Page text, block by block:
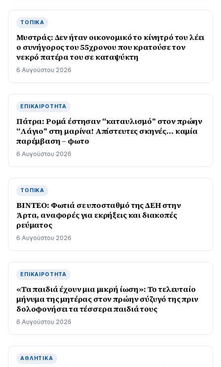
ΤΟΠΙΚΆ
Μυστράς: Δεν ήταν οικονομικό το κίνητρό του λέει
ο συνήγορος του 55χρονου που κρατούσε τον
νεκρό πατέρα του σε καταψύκτη
6 Αυγούστου 2026
ΕΠΙΚΑΙΡΌΤΗΤΑ
Πάτρα: Ρομά έστησαν “καταυλισμό” στον πρώην
“Λάγιο” στη μαρίνα! Απίστευτες σκηνές… καμία
παρέμβαση – φωτο
6 Αυγούστου 2026
ΤΟΠΙΚΆ
BINTEO: Φωτιά σε υποσταθμό της ΔΕΗ στην
Άρτα, αναφορές για εκρήξεις και διακοπές
ρεύματος
6 Αυγούστου 2026
ΕΠΙΚΑΙΡΌΤΗΤΑ
«Τα παιδιά έχουν μια μικρή ίωση»: Το τελευταίο
μήνυμα της μητέρας στον πρώην σύζυγό της πριν
δολοφονήσει τα τέσσερα παιδιά τους
6 Αυγούστου 2026
ΑΘΛΗΤΙΚΆ